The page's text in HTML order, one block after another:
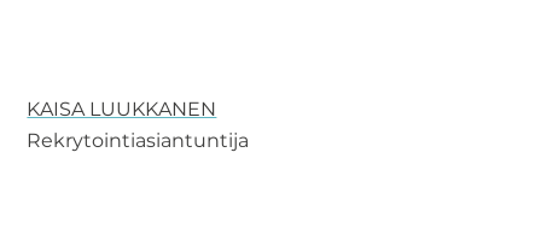
KAISA LUUKKANEN
Rekrytointiasiantuntija